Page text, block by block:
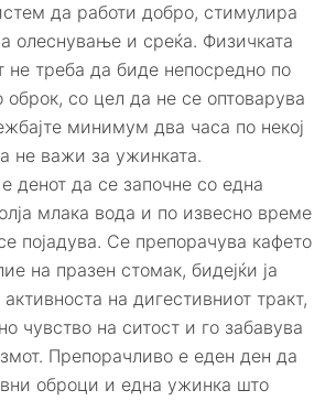
да работи добро, стимулира
олеснување и среќа. Физичката
не треба да биде непосредно по
со цел да не се оптоварува
минимум два часа по некој
не важи за ужинката.
денот да се започне со една
млака вода и по извесно време
појадува. Се препорачува кафето
на празен стомак, бидејќи ја
на дигестивниот тракт,
чувство на ситост и го забавува
Препорачливо е еден ден да
оброци и една ужинка што